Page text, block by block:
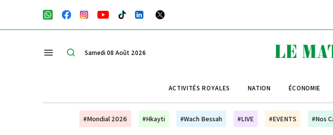
Samedi 08 Août 2026
ACTIVITÉS ROYALES NATION ÉCONOMIE
#Mondial 2026 #Hkayti #Wach Bessah #LIVE #EVENTS #Nos